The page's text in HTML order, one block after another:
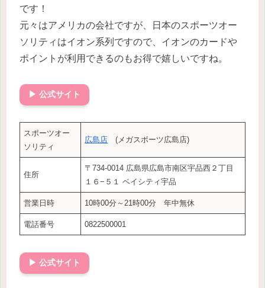
です！
元々はアメリカの会社ですが、日本のスポーツオー
ソリティはイオン系列ですので、イオンのカードや
ポイントが利用できるのもお得で嬉しいですね。
▶ 公式サイト
スポーツオー
ソリティ
広島店 (メガスポーツ広島店)
住所
〒734-0014 広島県広島市南区宇品西２丁目
１６−５１ ベイシティ宇品
営業日時 10時00分～21時00分 年中無休
電話番号 0822500001
▶ 公式サイト